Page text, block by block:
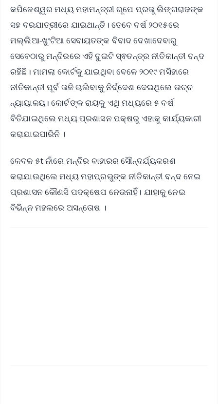
କପିଳେଶ୍ୱର ମଧ୍ୟ ମହାମନ୍ତ୍ରୀ ରୂପେ ପ୍ରଭୁ ଲିଙ୍ଗରାଜଙ୍କ
ସହ ବରଯାତ୍ରୀରେ ଯାଇଥାନ୍ତି। ତେବେ ବର୍ଷ ୨୦୧୫ରେ
ମଲ୍ଲିଆ-ଖୁଂଟିଆ ସେବାୟତଙ୍କ ବିବାଦ ଦେଖାଦେବାରୁ
ସେବେଠାରୁ ମନ୍ଦିରରେ ଏହି ଦୁଇଟି ସ୍ଵତନ୍ତ୍ର ନୀତିକାନ୍ତୀ ବନ୍ଦ
ରହିଛି। ମାମଲା କୋର୍ଟକୁ ଯାଇଥିବା ବେଳେ ୨୦୧୯ ମସିହାରେ
ନୀତିକାନ୍ତୀ ପୂର୍ବ ଭଳି ଚାଲିବାକୁ ନିର୍ଦ୍ଦେଶ ଦେଇଥିଲେ ଉଚ୍ଚ
ନ୍ୟାୟାଳୟ। କୋର୍ଟଙ୍କ ରାୟକୁ ଏଥି ମଧ୍ୟରେ ୫ ବର୍ଷ
ବିତିଯାଇଥିଲେ ମଧ୍ୟ ପ୍ରଶାସନ ପକ୍ଷରୁ ଏହାକୁ କାର୍ଯ୍ୟକାରୀ
କରାଯାଇପାରିନି ।
କେବଳ ୫t ନାଁରେ ମନ୍ଦିର ବାହାରର ସୌନ୍ଦର୍ଯ୍ୟକରଣ
କରାଯାଉଥିଲେ ମଧ୍ୟ ମହାପ୍ରଭୁଙ୍କ ନୀତିକାନ୍ତୀ ବନ୍ଦ ନେଇ
ପ୍ରଶାସନ କୌଣସି ପଦକ୍ଷେପ ନେଉନାହିଁ। ଯାହାକୁ ନେଇ
ବିଭିନ୍ନ ମହଲରେ ଅସନ୍ତୋଷ ।